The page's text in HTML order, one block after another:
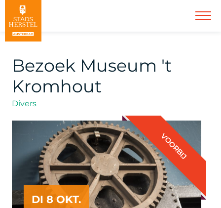
Bezoek Museum 't
Kromhout
Divers
DI 8 OKT.
VOORBIJ